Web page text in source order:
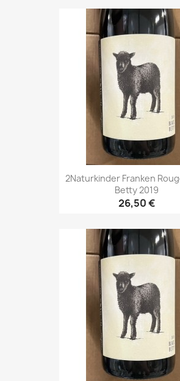
2Naturkinder Franken
Betty 2019
26,50 €